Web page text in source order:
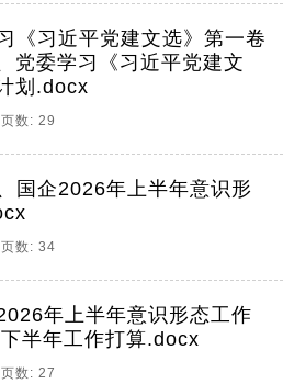
《习近平党建文选》第一卷
党委学习《习近平党建文
划.docx
数: 29
国企2026年上半年意识形
数: 34
年上半年意识形态工作
半年工作打算.docx
数: 27